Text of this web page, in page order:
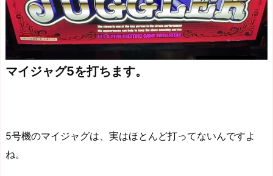
マイジャグ5を打ちます。
5号機のマイジャグは、実はほとんど打ってないんですよ
ね。